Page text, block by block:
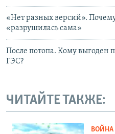
«Нет разных версий».
«разрушилась сама»
После потопа. Кому выгоден
ГЭС?
ЧИТАЙТЕ ТАКЖЕ:
ВОЙНА